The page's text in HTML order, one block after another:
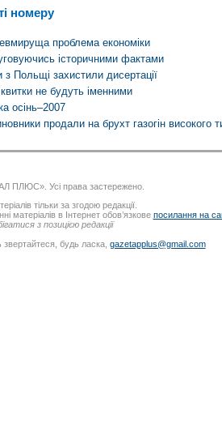
номеру
проблема економіки
історичними фактами
з Польщі захистили дисертації
квитки не будуть іменними
осінь–2007
продали на брухт газогін високого
ПЛЮС». Усі права застережено.
тільки за згодою редакції.
матеріалів в Інтернет обов’язкове посилання на
з позицією редакції
звертайтеся, будь ласка, gazetapplus@gmail.com